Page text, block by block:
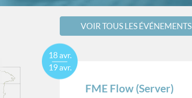
VOIR TOUS LES ÉVÉNEMENTS
FME Flow (Server)
18 avr.
19 avr.